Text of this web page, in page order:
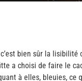
bien sûr la
a choisi de faire le
à elles, bleuies,